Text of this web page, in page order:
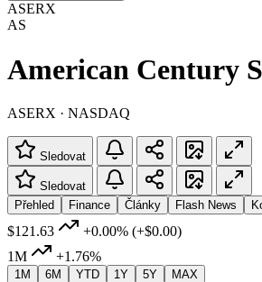
ASERX
AS
American Century
ASERX · NASDAQ
Sledovat
Sledovat
Přehled
Finance Články Flash News
$121.63 +0.00% (+$0.00)
1M
+1.76%
1M 6M YTD 1Y 5Y MAX